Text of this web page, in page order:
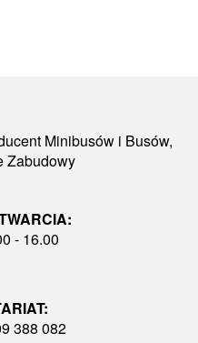
Minibusów i Busów,
Zabudowy
- 16.00
388 082